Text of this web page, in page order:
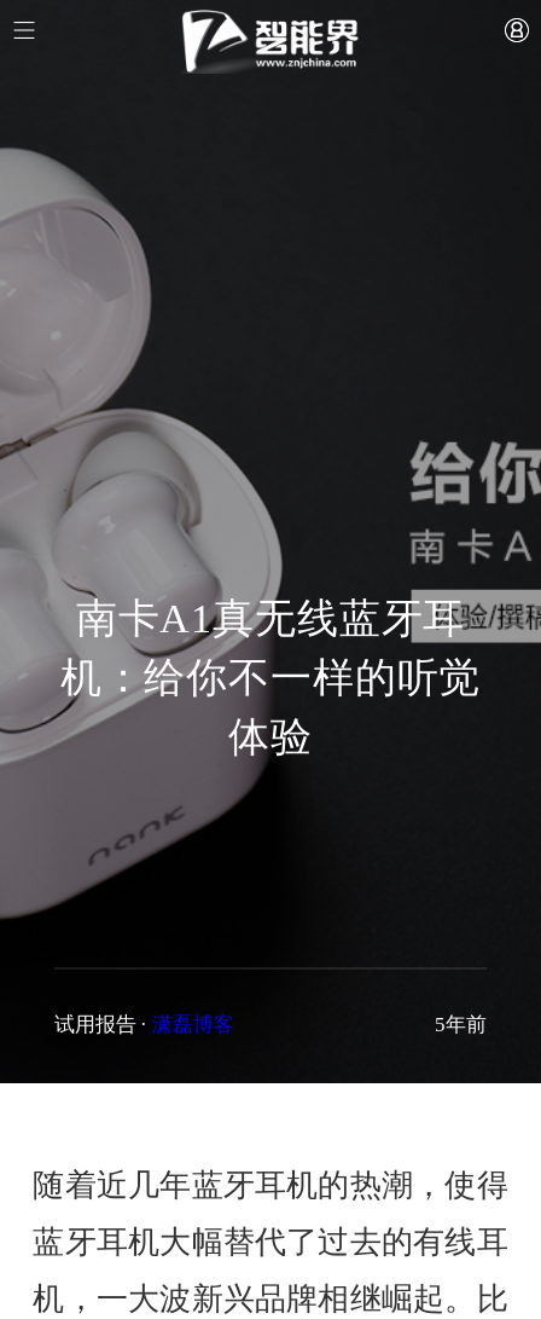
南卡A1真无线蓝牙耳
机：给你不一样的听觉
体验
试用报告 · 潇磊博客 5年前
随着近几年蓝牙耳机的热潮，使得
蓝牙耳机大幅替代了过去的有线耳
机，一大波新兴品牌相继崛起。比